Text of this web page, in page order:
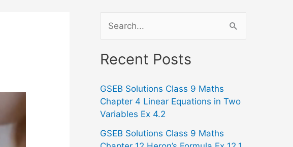
a
c
h
o
Recent Posts
GSEB Solutions Class 9 Maths
Chapter 4 Linear Equations in Two
Variables Ex 4.2
GSEB Solutions Class 9 Maths